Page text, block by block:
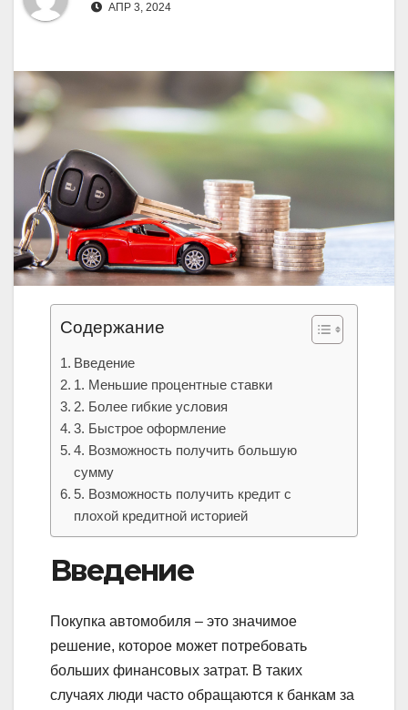
АПР 3, 2024
Содержание
Введение
1. Меньшие процентные ставки
2. Более гибкие условия
3. Быстрое оформление
4. Возможность получить большую
сумму
5. Возможность получить кредит с
плохой кредитной историей
Введение
Покупка автомобиля – это значимое
решение, которое может потребовать
больших финансовых затрат. В таких
случаях люди часто обращаются к банкам за